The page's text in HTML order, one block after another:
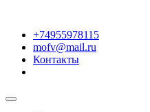
+74955978115
mofv@mail.ru
Контакты